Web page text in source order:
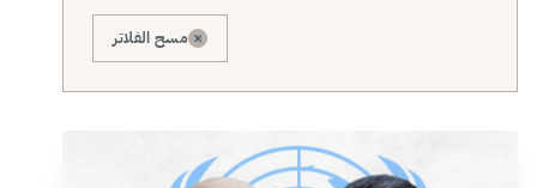
× مسح الفلاتر